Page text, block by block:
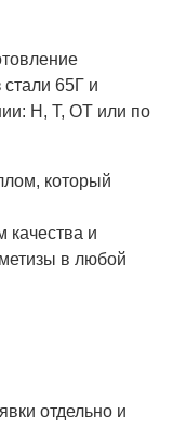
65Г и
Н, Т, ОТ или по
который
качества и
в любой
отдельно и